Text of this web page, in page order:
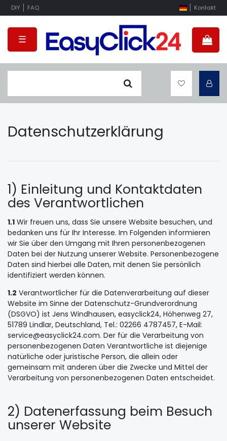
DIY FAQ Kontakt
☰
Daten­schutz­erklärung
1) Einleitung und Kontaktdaten
des Verantwortlichen
1.1 Wir freuen uns, dass Sie unsere Website besuchen, und
bedanken uns für Ihr Interesse. Im Folgenden informieren
wir Sie über den Umgang mit Ihren personenbezogenen
Daten bei der Nutzung unserer Website. Personenbezogene
Daten sind hierbei alle Daten, mit denen Sie persönlich
identifiziert werden können.
1.2 Verantwortlicher für die Datenverarbeitung auf dieser
Website im Sinne der Datenschutz-Grundverordnung
(DSGVO) ist Jens Windhausen, easyclick24, Höhenweg 27,
51789 Lindlar, Deutschland, Tel.: 02266 4787457, E-Mail:
service@easyclick24.com. Der für die Verarbeitung von
personenbezogenen Daten Verantwortliche ist diejenige
natürliche oder juristische Person, die allein oder
gemeinsam mit anderen über die Zwecke und Mittel der
Verarbeitung von personenbezogenen Daten entscheidet.
2) Datenerfassung beim Besuch
unserer Website